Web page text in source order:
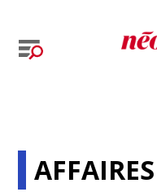
AFFAIRES